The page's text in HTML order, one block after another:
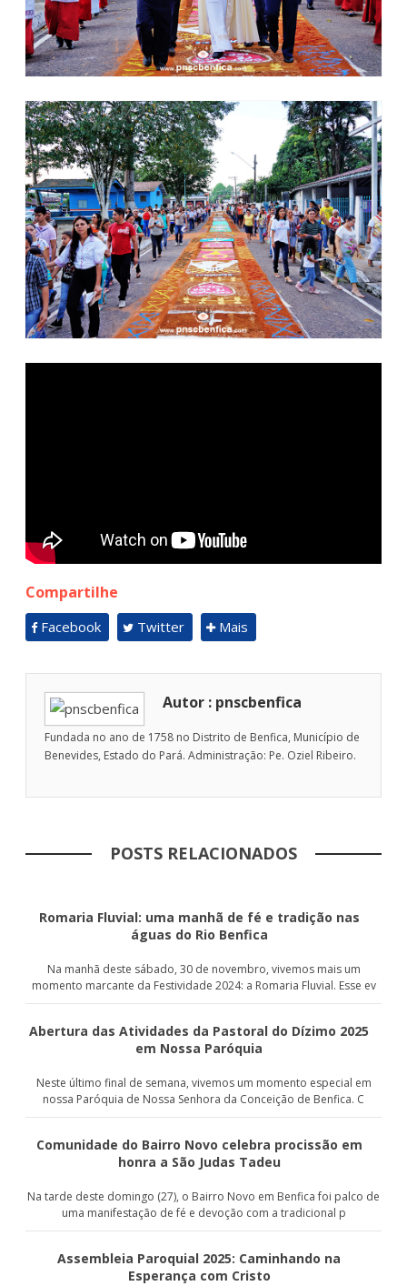
Compartilhe
Facebook Twitter Mais
Autor : pnscbenfica
Fundada no ano de 1758 no Distrito de Benfica, Município de
Benevides, Estado do Pará. Administração: Pe. Oziel Ribeiro.
POSTS RELACIONADOS
Romaria Fluvial: uma manhã de fé e tradição nas
águas do Rio Benfica
Na manhã deste sábado, 30 de novembro, vivemos mais um
momento marcante da Festividade 2024: a Romaria Fluvial. Esse ev
Abertura das Atividades da Pastoral do Dízimo 2025
em Nossa Paróquia
Neste último final de semana, vivemos um momento especial em
nossa Paróquia de Nossa Senhora da Conceição de Benfica. C
Comunidade do Bairro Novo celebra procissão em
honra a São Judas Tadeu
Na tarde deste domingo (27), o Bairro Novo em Benfica foi palco de
uma manifestação de fé e devoção com a tradicional p
Assembleia Paroquial 2025: Caminhando na
Esperança com Cristo